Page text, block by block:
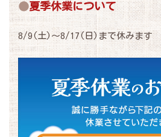
夏季休業について
8/9(土)～8/17(日)まで休みます